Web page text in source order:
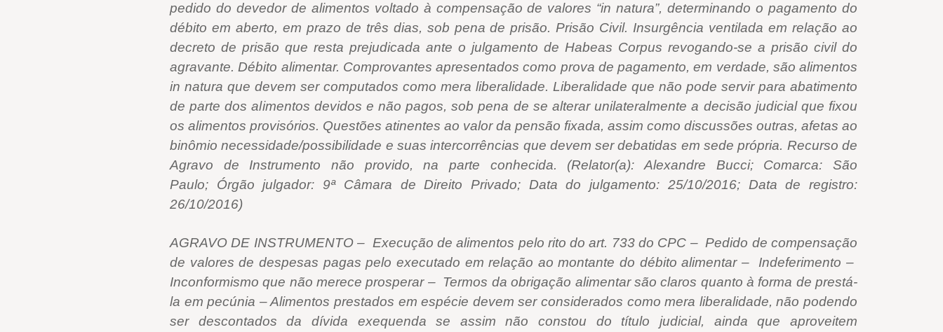
pedido do devedor de alimentos voltado à compensação de valores “in natura”, determinando o pagamento do
débito em aberto, em prazo de três dias, sob pena de prisão. Prisão Civil. Insurgência ventilada em relação ao
decreto de prisão que resta prejudicada ante o julgamento de Habeas Corpus revogando-se a prisão civil do
agravante. Débito alimentar. Comprovantes apresentados como prova de pagamento, em verdade, são alimentos
in natura que devem ser computados como mera liberalidade. Liberalidade que não pode servir para abatimento
de parte dos alimentos devidos e não pagos, sob pena de se alterar unilateralmente a decisão judicial que fixou
os alimentos provisórios. Questões atinentes ao valor da pensão fixada, assim como discussões outras, afetas ao
binômio necessidade/possibilidade e suas intercorrências que devem ser debatidas em sede própria. Recurso de
Agravo de Instrumento não provido, na parte conhecida. (Relator(a): Alexandre Bucci; Comarca: São
Paulo; Órgão julgador: 9ª Câmara de Direito Privado; Data do julgamento: 25/10/2016; Data de registro:
26/10/2016)
AGRAVO DE INSTRUMENTO – Execução de alimentos pelo rito do art. 733 do CPC – Pedido de compensação
de valores de despesas pagas pelo executado em relação ao montante do débito alimentar – Indeferimento –
Inconformismo que não merece prosperar – Termos da obrigação alimentar são claros quanto à forma de prestá-
la em pecúnia – Alimentos prestados em espécie devem ser considerados como mera liberalidade, não podendo
ser descontados da dívida exequenda se assim não constou do título judicial, ainda que aproveitem